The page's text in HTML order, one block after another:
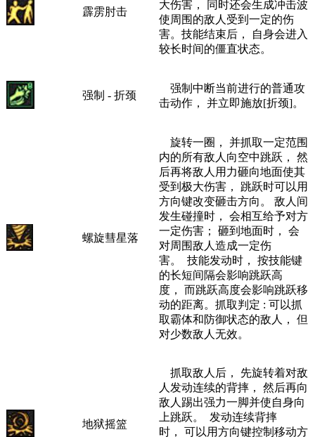
霹雳肘击
大伤害， 同时还会生成冲击波
使周围的敌人受到一定的伤
害。技能结束后， 自身会进入
较长时间的僵直状态。
强制 - 折颈
强制中断当前进行的普通攻
击动作， 并立即施放[折颈]。
螺旋彗星落
旋转一圈， 并抓取一定范围
内的所有敌人向空中跳跃， 然
后再将敌人用力砸向地面使其
受到极大伤害， 跳跃时可以用
方向键改变砸击方向。 敌人间
发生碰撞时， 会相互给予对方
一定伤害； 砸到地面时， 会
对周围敌人造成一定伤
害。 技能发动时， 按技能键
的长短间隔会影响跳跃高
度， 而跳跃高度会影响跳跃移
动的距离。抓取判定 : 可以抓
取霸体和防御状态的敌人， 但
对少数敌人无效。
地狱摇篮
抓取敌人后， 先旋转着对敌
人发动连续的背摔， 然后再向
敌人踢出强力一脚并使自身向
上跳跃。 发动连续背摔
时， 可以用方向键控制移动方